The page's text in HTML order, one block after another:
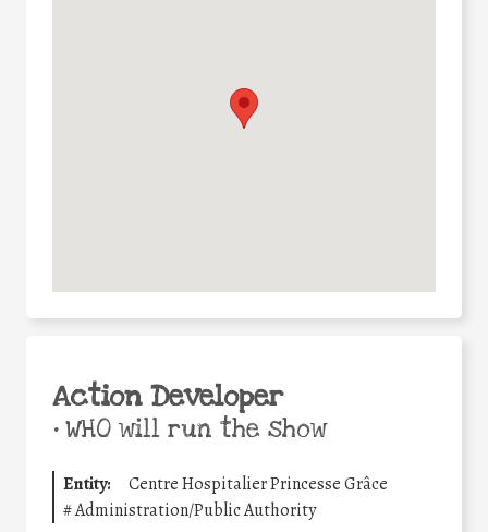
Action Developer
•WHO will run the show
Entity:
Centre Hospitalier Princesse Grâce
#Administration/Public Authority